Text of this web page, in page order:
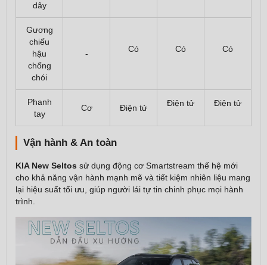
dây
Gương
chiếu
hậu
chống
chói
- Có Có Có
Phanh
tay
Cơ Điện tử Điện tử Điện tử
Vận hành & An toàn
KIA New Seltos sử dụng động cơ Smartstream thế hệ mới
cho khả năng vận hành mạnh mẽ và tiết kiệm nhiên liệu mang
lại hiệu suất tối ưu, giúp người lái tự tin chinh phục mọi hành
trình.